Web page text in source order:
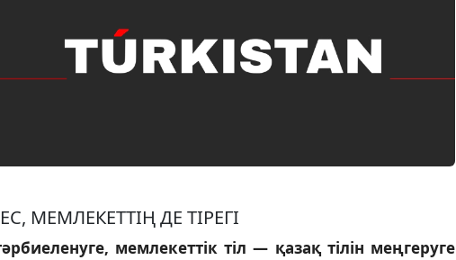
МЕМЛЕКЕТТIҢ ДЕ ТIРЕГI
мемлекеттiк тiл — қазақ тiлiн меңгеруге